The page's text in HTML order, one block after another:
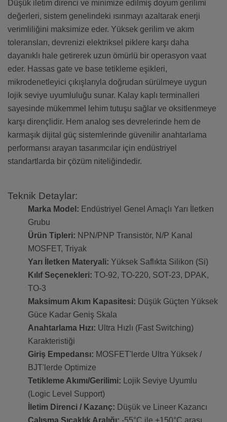
Düşük iletim direnci ve minimize edilmiş doyum gerilimi
değerleri, sistem genelindeki ısınmayı azaltarak enerji
verimliliğini maksimize eder. Yüksek gerilim ve akım
toleransları, devrenizi elektriksel piklere karşı daha
dayanıklı hale getirerek uzun ömürlü bir operasyon vaat
eder. Hassas gate ve base tetikleme eşikleri,
mikrodenetleyici çıkışlarıyla doğrudan sürülmeye uygun
lojik seviye uyumluluğu sunar. Kalay kaplı terminalleri
sayesinde mükemmel lehim tutuşu sağlar ve oksitlenmeye
karşı dirençlidir. Hem analog ses devrelerinde hem de
karmaşık dijital güç sistemlerinde güvenilir anahtarlama
performansı arayan tasarımcılar için endüstriyel
standartlarda bir çözüm niteliğindedir.
Teknik Detaylar:
Marka Model: Endüstriyel Genel Amaçlı Yarı İletken
Grubu
Ürün Tipleri: NPN/PNP Transistör, N/P Kanal
MOSFET, Triyak
Yarı İletken Materyali: Yüksek Saflıkta Silikon (Si)
Kılıf Seçenekleri: TO-92, TO-220, SOT-23, DPAK,
TO-3
Maksimum Akım Kapasitesi: Düşük Güçten Yüksek
Güce Kadar Geniş Skala
Anahtarlama Hızı: Ultra Hızlı (Fast Switching)
Karakteristiği
Giriş Empedansı: MOSFET'lerde Ultra Yüksek /
BJT'lerde Optimize
Tetikleme Akımı/Gerilimi: Lojik Seviye Uyumlu
(Logic Level Support)
İletim Direnci / Kazanç: Düşük ve Lineer Kazancı
Çalışma Sıcaklık Aralığı: -55°C ile +150°C arası